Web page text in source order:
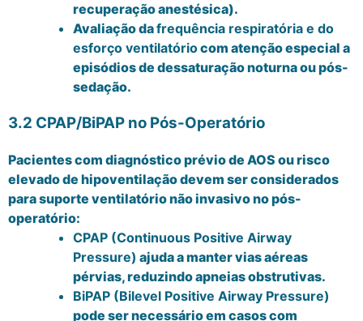
recuperação anestésica).
Avaliação dafrequência respiratória e do
esforço ventilatóriocom atenção especial a
episódios de dessaturação noturna ou pós-
sedação.
3.2 CPAP/BiPAP no Pós-Operatório
Pacientes com diagnóstico prévio de AOS ou risco
elevado de hipoventilação devem ser considerados
para suporte ventilatório não invasivo no pós-
operatório:
CPAP (Continuous Positive Airway
Pressure) ajuda a manter vias aéreas
pérvias, reduzindo apneias obstrutivas.
BiPAP (Bilevel Positive Airway Pressure)
pode ser necessário em casos com